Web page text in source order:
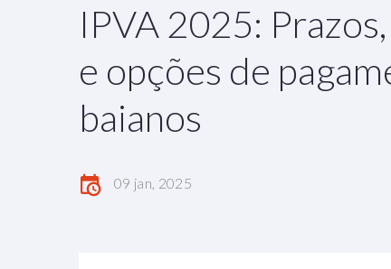
IPVA 2025:
e opções de
baianos
09 jan, 2025